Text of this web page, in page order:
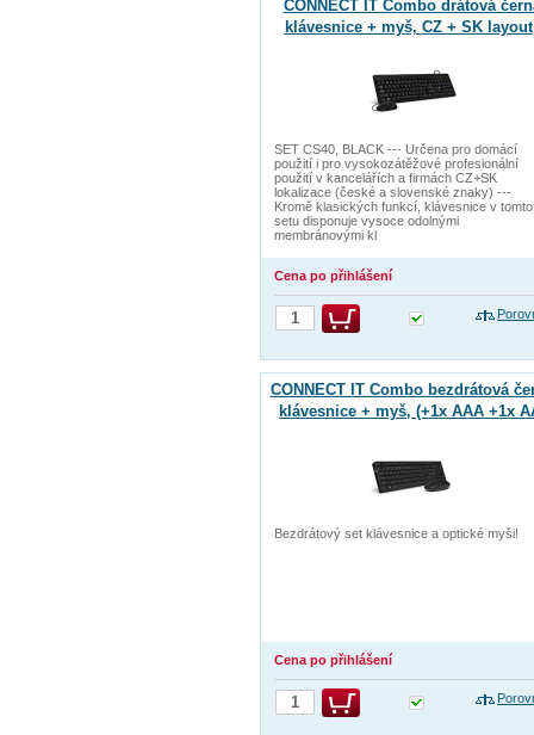
CONNECT IT Combo drátová
klávesnice + myš, CZ + SK layout
SET CS40, BLACK --- Určena pro domácí
použití i pro vysokozátěžové profesionální
použití v kancelářích a firmách CZ+SK
lokalizace (české a slovenské znaky) ---
Kromě klasických funkcí, klávesnice v tomto
setu disponuje vysoce odolnými
membránovými kl
Cena po přihlášení
CONNECT IT Combo bezdrátová
klávesnice + myš, (+1x AAA +1x
Bezdrátový set klávesnice a optické myši!
Cena po přihlášení